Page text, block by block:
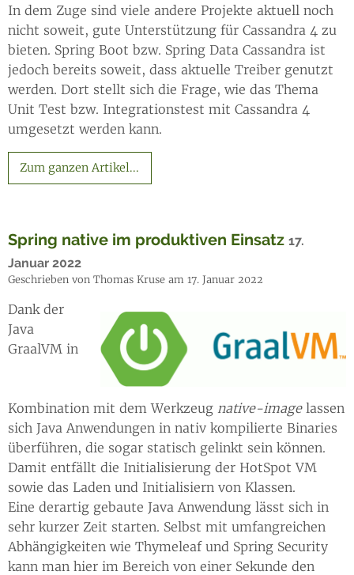
In dem Zuge sind viele andere Projekte aktuell noch
nicht soweit, gute Unterstützung für Cassandra 4 zu
bieten. Spring Boot bzw. Spring Data Cassandra ist
jedoch bereits soweit, dass aktuelle Treiber genutzt
werden. Dort stellt sich die Frage, wie das Thema
Unit Test bzw. Integrationstest mit Cassandra 4
umgesetzt werden kann.
Zum ganzen Artikel...
Spring native im produktiven Einsatz 17.
Januar 2022
Geschrieben von Thomas Kruse am 17. Januar 2022
Dank der
Java
GraalVM in
Kombination mit dem Werkzeug native-imagelassen
sich Java Anwendungen in nativ kompilierte Binaries
überführen, die sogar statisch gelinkt sein können.
Damit entfällt die Initialisierung der HotSpot VM
sowie das Laden und Initialisiern von Klassen.
Eine derartig gebaute Java Anwendung lässt sich in
sehr kurzer Zeit starten. Selbst mit umfangreichen
Abhängigkeiten wie Thymeleaf und Spring Security
kann man hier im Bereich von einer Sekunde den